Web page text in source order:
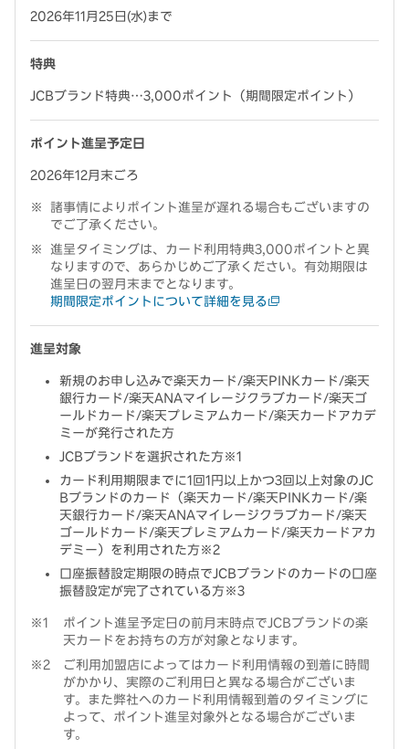
2026年11月25日(水)まで
特典
JCBブランド特典…3,000ポイント（期間限定ポイント）
ポイント進呈予定日
2026年12月末ごろ
諸事情によりポイント進呈が遅れる場合もございますの
でご了承ください。
進呈タイミングは、カード利用特典3,000ポイントと異
なりますので、あらかじめご了承ください。有効期限は
進呈日の翌月末までとなります。
期間限定ポイントについて詳細を見る
進呈対象
新規のお申し込みで楽天カード/楽天PINKカード/楽天
銀行カード/楽天ANAマイレージクラブカード/楽天ゴ
ールドカード/楽天プレミアムカード/楽天カードアカデ
ミーが発行された方
JCBブランドを選択された方※1
カード利用期限までに1回1円以上かつ3回以上対象のJC
Bブランドのカード（楽天カード/楽天PINKカード/楽
天銀行カード/楽天ANAマイレージクラブカード/楽天
ゴールドカード/楽天プレミアムカード/楽天カードアカ
デミー）を利用された方※2
口座振替設定期限の時点でJCBブランドのカードの口座
振替設定が完了されている方※3
ポイント進呈予定日の前月末時点でJCBブランドの楽
天カードをお持ちの方が対象となります。
ご利用加盟店によってはカード利用情報の到着に時間
がかかり、実際のご利用日と異なる場合がございま
す。また弊社へのカード利用情報到着のタイミングに
よって、ポイント進呈対象外となる場合がございま
す。